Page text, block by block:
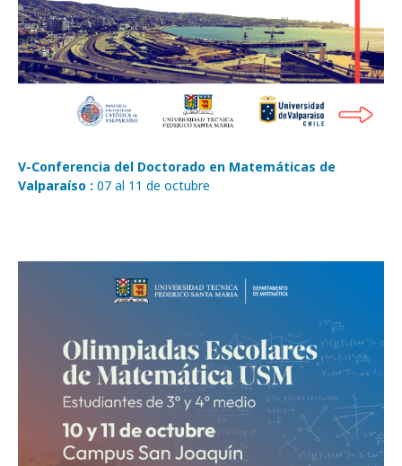
V-Conferencia del Doctorado en Matemáticas de
Valparaíso : 07 al 11 de octubre